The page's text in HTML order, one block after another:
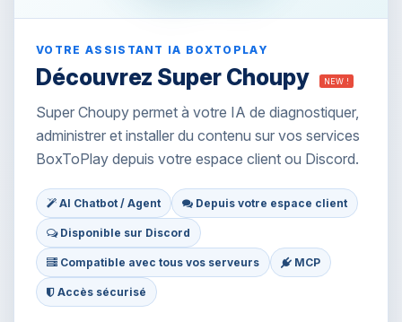
VOTRE ASSISTANT IA BOXTOPLAY
Découvrez Super Choupy NEW !
Super Choupy permet à votre IA de diagnostiquer,
administrer et installer du contenu sur vos services
BoxToPlay depuis votre espace client ou Discord.
AI Chatbot / Agent Depuis votre espace client
Disponible sur Discord
Compatible avec tous vos serveurs MCP
Accès sécurisé